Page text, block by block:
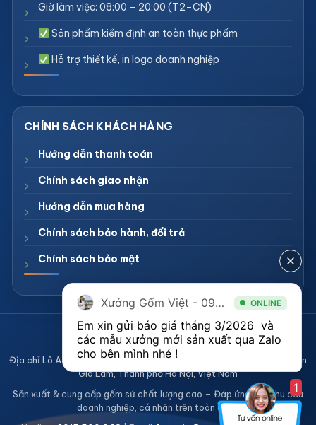
Giờ làm việc: 08:00 – 20:00 (T2–CN)
Sản phẩm kiểm định an toàn thực phẩm
Hỗ trợ thiết kế, in logo doanh nghiệp
Hướng dẫn thanh toán
Chính sách giao nhận
Hướng dẫn mua hàng
Chính sách bảo hành, đổi trả
Chính sách bảo mật
CÔNG TY TNHH XƯỞNG GỐM VIỆT
Mã số thuế 0108836921
Địa chỉ Lô A2, Khu sản xuất làng nghề Bát Tràng, Xã Bát Tràng, Huyện
Gia Lâm, Thành phố Hà Nội, Việt Nam
Sản xuất & cung cấp gốm sứ chất lượng cao – Đáp ứng mọi nhu cầu
doanh nghiệp, cá nhân trên toàn quốc
Xưởng Gốm Việt - 094.1900.823 ONLINE
Em xin gửi báo giá tháng 3/2026  và
các mẫu xưởng mới sản xuất qua Zalo
cho bên mình nhé !
1